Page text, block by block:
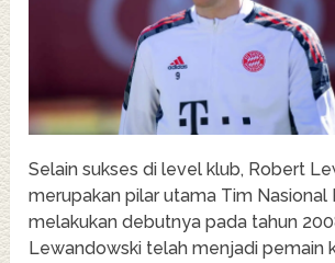
Selain sukses di level klub, Robert
merupakan pilar utama Tim Nasional
melakukan debutnya pada tahun
Lewandowski telah menjadi pemain